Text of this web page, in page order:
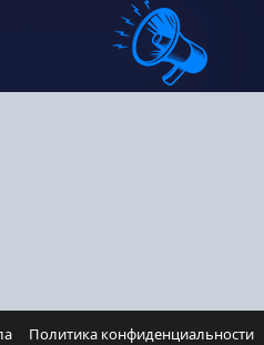
Политика конфиденциальности